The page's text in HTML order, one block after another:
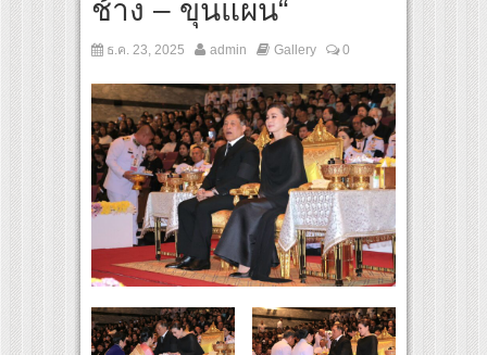
ช้าง – ขุนแผน“
ธ.ค. 23, 2025 admin Gallery 0